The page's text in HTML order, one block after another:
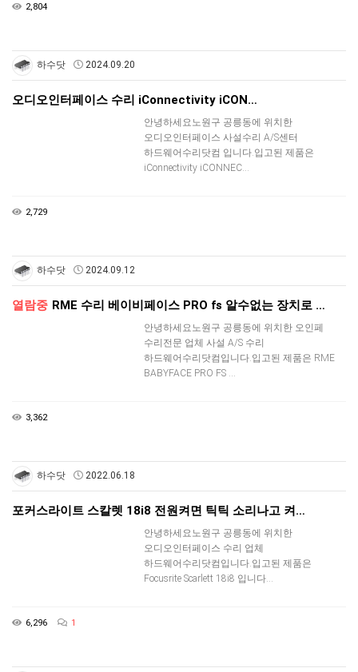
2,804
하수닷 2024.09.20
오디오인터페이스 수리 iConnectivity iCON…
안녕하세요노원구 공릉동에 위치한
오디오인터페이스 사설수리 A/S센터
하드웨어수리닷컴 입니다.입고된 제품은
iConnectivity iCONNEC…
2,729
하수닷 2024.09.12
열람중 RME 수리 베이비페이스 PRO fs 알수없는 장치로 …
안녕하세요노원구 공릉동에 위치한 오인페
수리전문 업체 사설 A/S 수리
하드웨어수리닷컴입니다.입고된 제품은 RME
BABYFACE PRO FS …
3,362
하수닷 2022.06.18
포커스라이트 스칼렛 18i8 전원켜면 틱틱 소리나고 켜…
안녕하세요노원구 공릉동에 위치한
오디오인터페이스 수리 업체
하드웨어수리닷컴입니다.입고된 제품은
Focusrite Scarlett 18i8 입니다…
6,296 1